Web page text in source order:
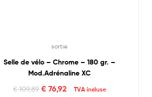
sortie
Selle de vélo – Chrome – 180 gr. –
Mod.Adrénaline XC
€109,89 € 76,92 TVA incluse